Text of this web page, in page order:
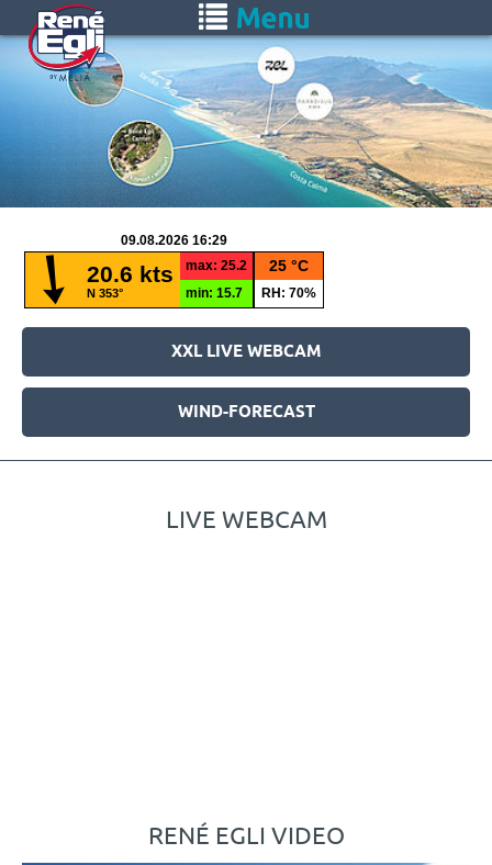
Hauptinhalt
springen
navigation
XXL LIVE WEBCAM
WIND-FORECAST
LIVE WEBCAM
RENÉ EGLI VIDEO